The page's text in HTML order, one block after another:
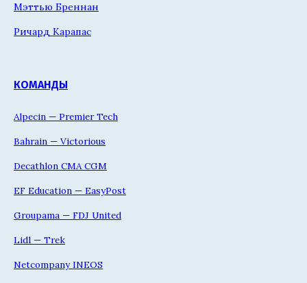
Мэттью Бреннан
Ричард Карапас
КОМАНДЫ
Alpecin — Premier Tech
Bahrain — Victorious
Decathlon CMA CGM
EF Education — EasyPost
Groupama — FDJ United
Lidl — Trek
Netcompany INEOS